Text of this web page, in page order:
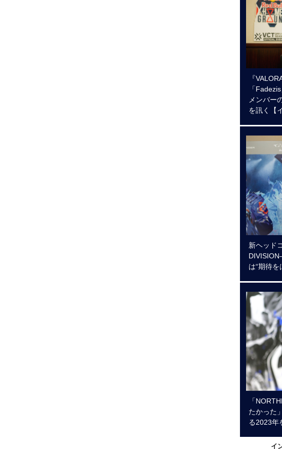
『
「
メンバー
を訊く【
新ヘッド
は“期待を
「
たかった
る2023年
イ